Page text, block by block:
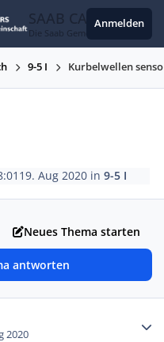
SAAB CARS
Die Saab Gemeinschaft
Anmelden
9-5 I Kurbelwellen
19. Aug 2020 in9-5 I
Neues Thema starten
antworten
2020